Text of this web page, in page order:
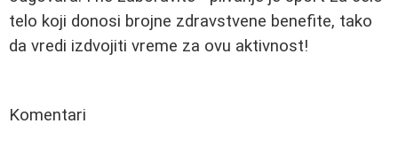
telo koji donosi brojne zdravstvene benefite, tako
da vredi izdvojiti vreme za ovu aktivnost!
Komentari